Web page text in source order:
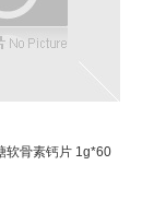
软骨素钙片 1g*60